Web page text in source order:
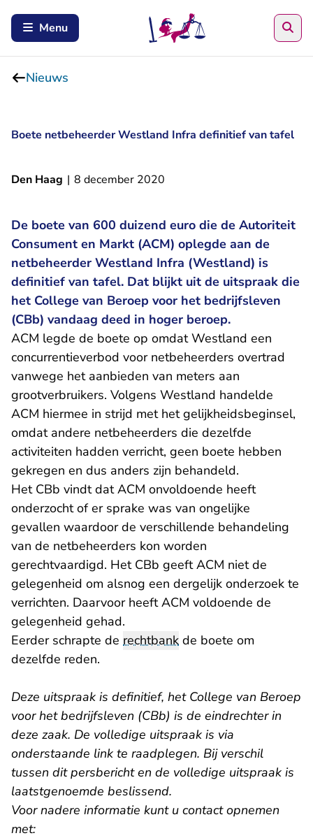
Menu
Nieuws
Boete netbeheerder Westland Infra definitief van tafel
Den Haag | 8 december 2020
De boete van 600 duizend euro die de Autoriteit
Consument en Markt (ACM) oplegde aan de
netbeheerder Westland Infra (Westland) is
definitief van tafel. Dat blijkt uit de uitspraak die
het College van Beroep voor het bedrijfsleven
(CBb) vandaag deed in hoger beroep.
ACM legde de boete op omdat Westland een
concurrentieverbod voor netbeheerders overtrad
vanwege het aanbieden van meters aan
grootverbruikers. Volgens Westland handelde
ACM hiermee in strijd met het gelijkheidsbeginsel,
omdat andere netbeheerders die dezelfde
activiteiten hadden verricht, geen boete hebben
gekregen en dus anders zijn behandeld.
Het CBb vindt dat ACM onvoldoende heeft
onderzocht of er sprake was van ongelijke
gevallen waardoor de verschillende behandeling
van de netbeheerders kon worden
gerechtvaardigd. Het CBb geeft ACM niet de
gelegenheid om alsnog een dergelijk onderzoek te
verrichten. Daarvoor heeft ACM voldoende de
gelegenheid gehad.
Eerder schrapte de rechtbank de boete om
dezelfde reden.
Deze uitspraak is definitief, het College van Beroep
voor het bedrijfsleven (CBb) is de eindrechter in
deze zaak. De volledige uitspraak is via
onderstaande link te raadplegen. Bij verschil
tussen dit persbericht en de volledige uitspraak is
laatstgenoemde beslissend.
Voor nadere informatie kunt u contact opnemen
met: